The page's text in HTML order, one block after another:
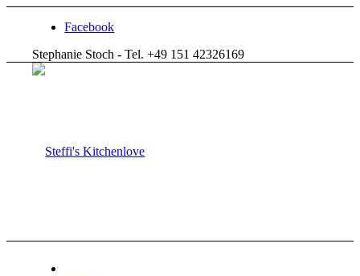
Facebook
Stephanie Stoch - Tel. +49 151 42326169